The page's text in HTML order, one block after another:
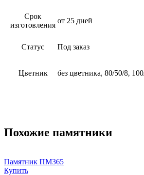
Срок
изготовления
от 25 дней
Статус Под заказ
Цветник без цветника, 80/50/8,
Похожие памятники
Памятник ПМ365
Купить